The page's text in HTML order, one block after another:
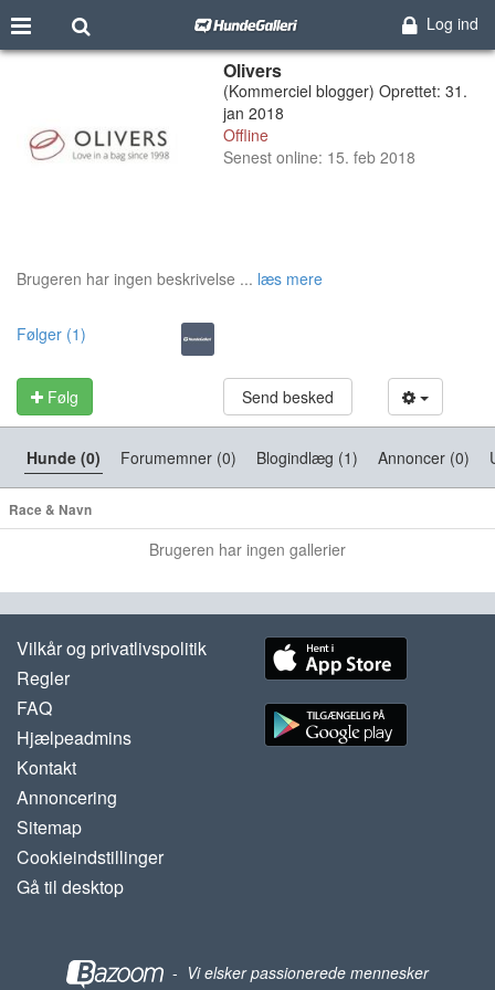
Log ind
Olivers
(Kommerciel blogger) Oprettet: 31.
jan 2018
Offline
Senest online: 15. feb 2018
Brugeren har ingen beskrivelse ... læs mere
Følger (1)
Følg Send besked
Hunde (0) Forumemner (0) Blogindlæg (1) Annoncer (0)
Race & Navn
Brugeren har ingen gallerier
Vilkår og privatlivspolitik
Regler
FAQ
Hjælpeadmins
Kontakt
Annoncering
Sitemap
Cookieindstillinger
Gå til desktop
- Vi elsker passionerede mennesker